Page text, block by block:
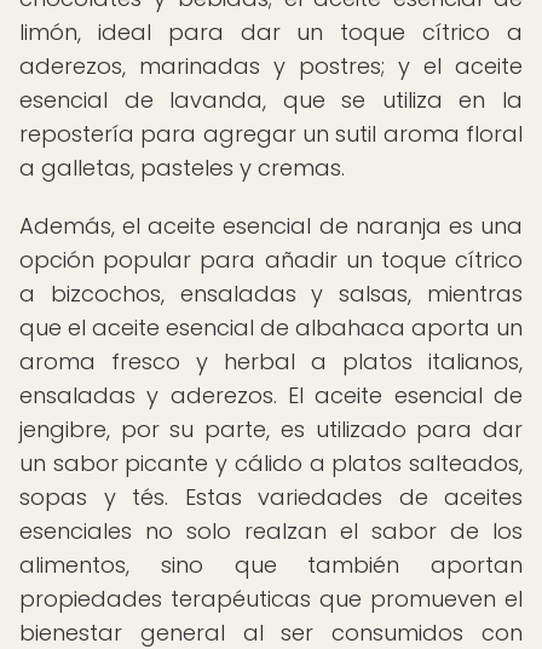
limón, ideal para dar un toque cítrico a
aderezos, marinadas y postres; y el aceite
esencial de lavanda, que se utiliza en la
repostería para agregar un sutil aroma floral
a galletas, pasteles y cremas.
Además, el aceite esencial de naranja es una
opción popular para añadir un toque cítrico
a bizcochos, ensaladas y salsas, mientras
que el aceite esencial de albahaca aporta un
aroma fresco y herbal a platos italianos,
ensaladas y aderezos. El aceite esencial de
jengibre, por su parte, es utilizado para dar
un sabor picante y cálido a platos salteados,
sopas y tés. Estas variedades de aceites
esenciales no solo realzan el sabor de los
alimentos, sino que también aportan
propiedades terapéuticas que promueven el
bienestar general al ser consumidos con